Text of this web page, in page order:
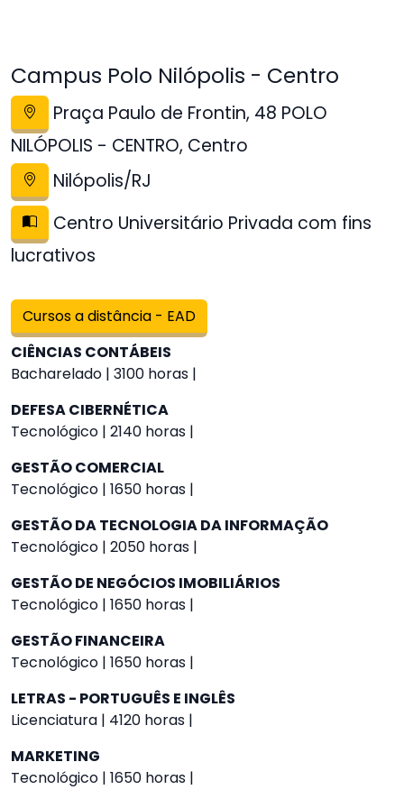
Campus Polo Nilópolis - Centro
Praça Paulo de Frontin, 48 POLO
NILÓPOLIS - CENTRO, Centro
Nilópolis/RJ
Centro Universitário Privada com fins
lucrativos
Cursos a distância - EAD
CIÊNCIAS CONTÁBEIS
Bacharelado | 3100 horas |
DEFESA CIBERNÉTICA
Tecnológico | 2140 horas |
GESTÃO COMERCIAL
Tecnológico | 1650 horas |
GESTÃO DA TECNOLOGIA DA INFORMAÇÃO
Tecnológico | 2050 horas |
GESTÃO DE NEGÓCIOS IMOBILIÁRIOS
Tecnológico | 1650 horas |
GESTÃO FINANCEIRA
Tecnológico | 1650 horas |
LETRAS - PORTUGUÊS E INGLÊS
Licenciatura | 4120 horas |
MARKETING
Tecnológico | 1650 horas |